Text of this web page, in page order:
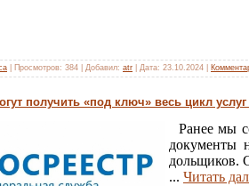
Просмотров: 384 Добавил: atr Дата: 23.10.2024
получить «под ключ» весь цикл
Ранее мы
документы
дольщиков.
... Читать